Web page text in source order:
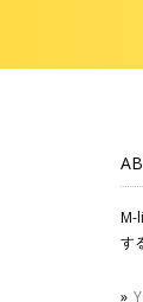
M-
す